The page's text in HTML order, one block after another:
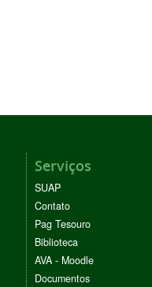
Serviços
SUAP
Contato
Pag Tesouro
Biblioteca
AVA - Moodle
Documentos